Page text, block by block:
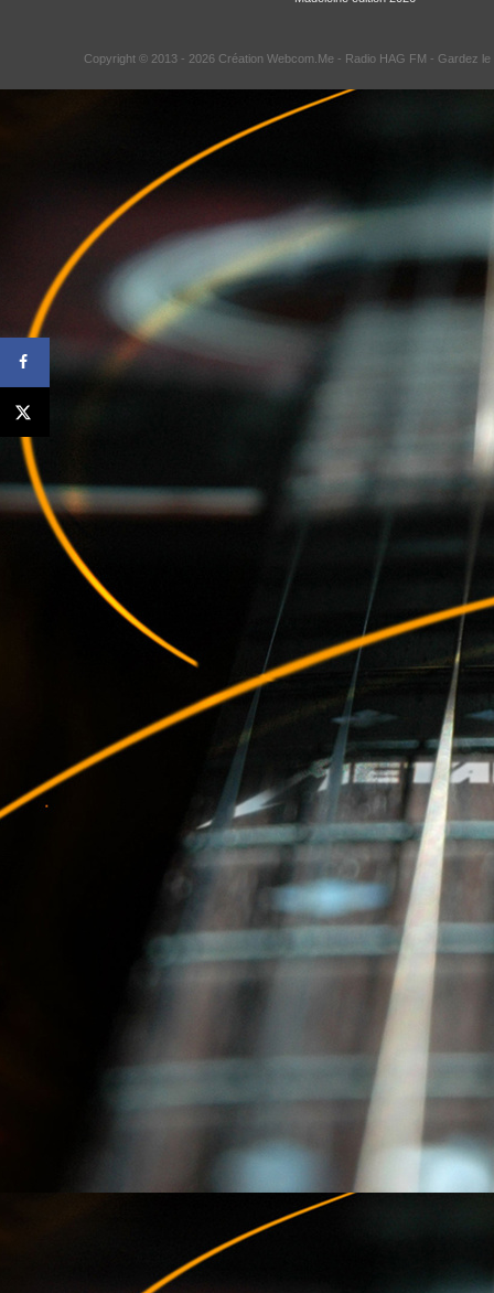
Copyright © 2013 - 2026 Création Webcom.Me - Radio HAG FM - Gardez le